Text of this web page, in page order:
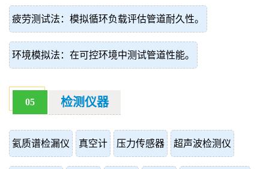
疲劳测试法：模拟循环负载评估管道耐久性。
环境模拟法：在可控环境中测试管道性能。
05 检测仪器
氦质谱检漏仪 真空计 压力传感器 超声波检测仪